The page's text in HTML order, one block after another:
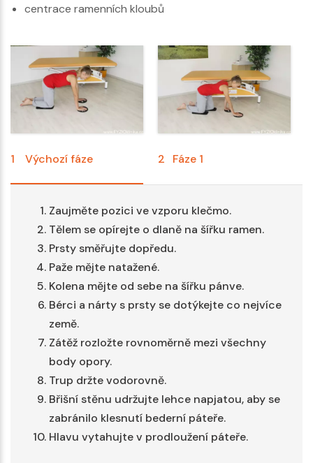
centrace ramenních kloubů
1 Výchozí fáze 2 Fáze 1
Zaujměte pozici ve vzporu klečmo.
Tělem se opírejte o dlaně na šířku ramen.
Prsty směřujte dopředu.
Paže mějte natažené.
Kolena mějte od sebe na šířku pánve.
Bérci a nárty s prsty se dotýkejte co nejvíce
země.
Zátěž rozložte rovnoměrně mezi všechny
body opory.
Trup držte vodorovně.
Břišní stěnu udržujte lehce napjatou, aby se
zabránilo klesnutí bederní páteře.
Hlavu vytahujte v prodloužení páteře.